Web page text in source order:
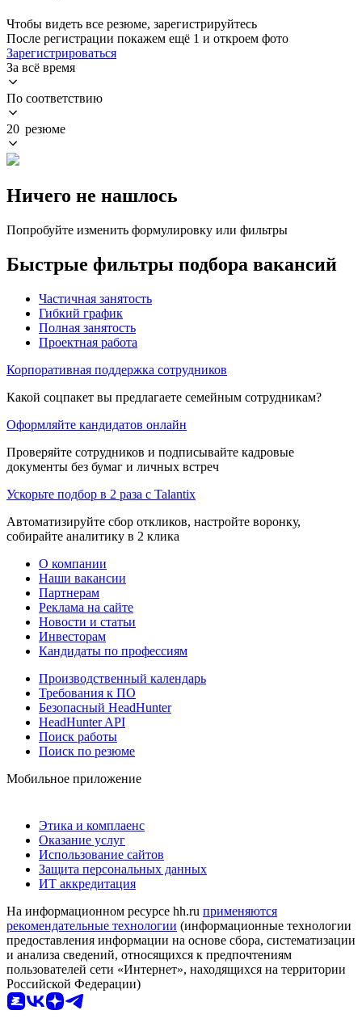
Чтобы видеть все резюме, зарегистрируйтесь
После регистрации покажем ещё 1 и откроем фото
Зарегистрироваться
За всё время
По соответствию
20 резюме
Ничего не нашлось
Попробуйте изменить формулировку или фильтры
Быстрые фильтры подбора вакансий
Частичная занятость
Гибкий график
Полная занятость
Проектная работа
Корпоративная поддержка сотрудников
Какой соцпакет вы предлагаете семейным сотрудникам?
Оформляйте кандидатов онлайн
Проверяйте сотрудников и подписывайте кадровые
документы без бумаг и личных встреч
Ускорьте подбор в 2 раза с Talantix
Автоматизируйте сбор откликов, настройте воронку,
собирайте аналитику в 2 клика
О компании
Наши вакансии
Партнерам
Реклама на сайте
Новости и статьи
Инвесторам
Кандидаты по профессиям
Производственный календарь
Требования к ПО
Безопасный HeadHunter
HeadHunter API
Поиск работы
Поиск по резюме
Мобильное приложение
Этика и комплаенс
Оказание услуг
Использование сайтов
Защита персональных данных
ИТ аккредитация
На информационном ресурсе hh.ru применяются
рекомендательные технологии (информационные технологии
предоставления информации на основе сбора, систематизации
и анализа сведений, относящихся к предпочтениям
пользователей сети «Интернет», находящихся на территории
Российской Федерации)